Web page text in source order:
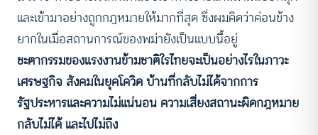
และเข้ามาอย่างถูกกฎหมายให้มากที่สุด ซึ่งผมคิดว่าค่อนข้าง
ยากในเมื่อสถานการณ์ของพม่ายังเป็นแบบนี้อยู่
ชะตากรรมของแรงงานข้ามชาติใรไทยจะเป็นอย่างไรในภาวะ
เศรษฐกิจ สังคมในยุคโควิด บ้านที่กลับไม่ได้จากการ
รัฐประหารและความไม่แน่นอน ความเสี่ยงสถานะผิดกฎหมาย
กลับไม่ได้ และไปไม่ถึง